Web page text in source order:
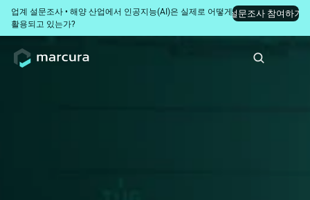
업계 설문조사 • 해양 산업에서 인공지능(AI)은 실제로 어떻게
활용되고 있는가?
설문조사 참여하기